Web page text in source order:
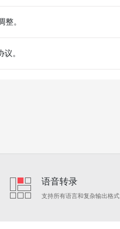
。
。
语音转录
支持所有语言和复杂输出格式